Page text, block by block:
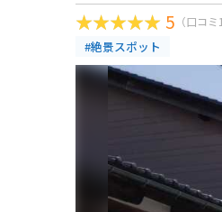
5 （口コミ
#絶景スポット